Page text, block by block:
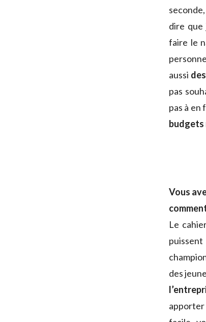
dire que
faire le
aussi
pas
pas à en
budgets
Vous
Le
des
apporter